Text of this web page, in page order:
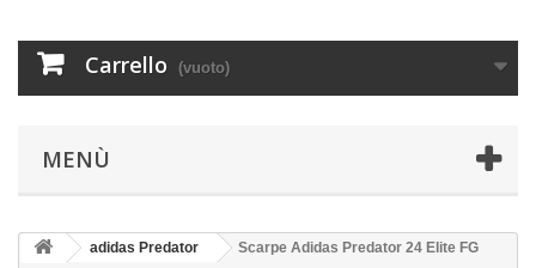
Carrello (vuoto)
MENÙ
adidas Predator
Scarpe Adidas Predator 24 Elite FG